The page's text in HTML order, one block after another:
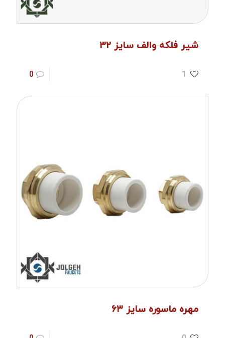
شیر فلکه والف سایز ۳۲
1
0
مهره ماسوره سایز ۶۳